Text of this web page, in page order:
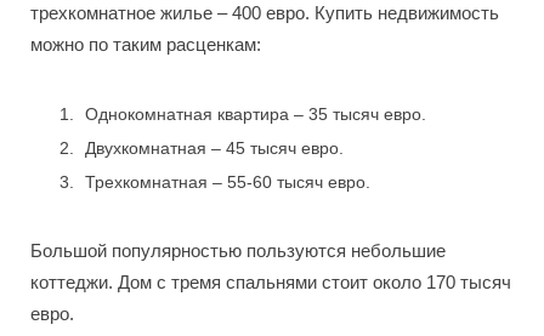
трехкомнатное жилье – 400 евро. Купить недвижимость
можно по таким расценкам:
Однокомнатная квартира – 35 тысяч евро.
Двухкомнатная – 45 тысяч евро.
Трехкомнатная – 55-60 тысяч евро.
Большой популярностью пользуются небольшие
коттеджи. Дом с тремя спальнями стоит около 170 тысяч
евро.